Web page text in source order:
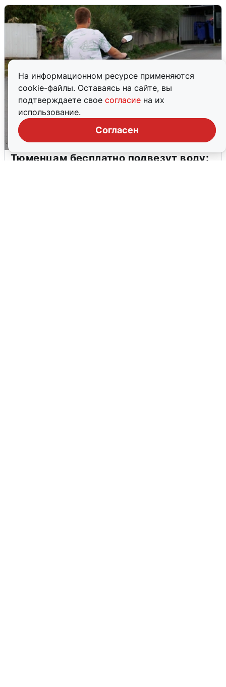
На информационном ресурсе применяются
cookie-файлы. Оставаясь на сайте, вы
подтверждаете свое согласие на их
использование.
Согласен
Тюменцам бесплатно подвезут воду: